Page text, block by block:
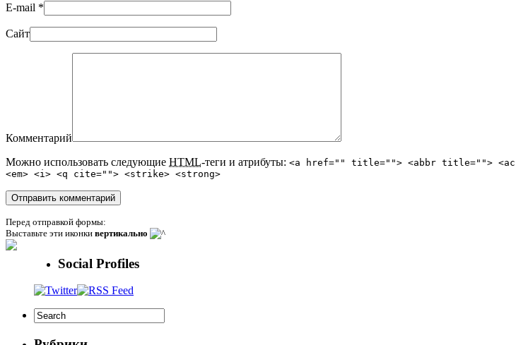
E-mail *
Сайт
Комментарий
Можно использовать следующие HTML-теги и атрибуты: <a href="" title=""> <abbr title="">
<em> <i> <q cite=""> <strike> <strong>
Перед отправкой формы:
Выставьте эти иконки вертикально
Social Profiles